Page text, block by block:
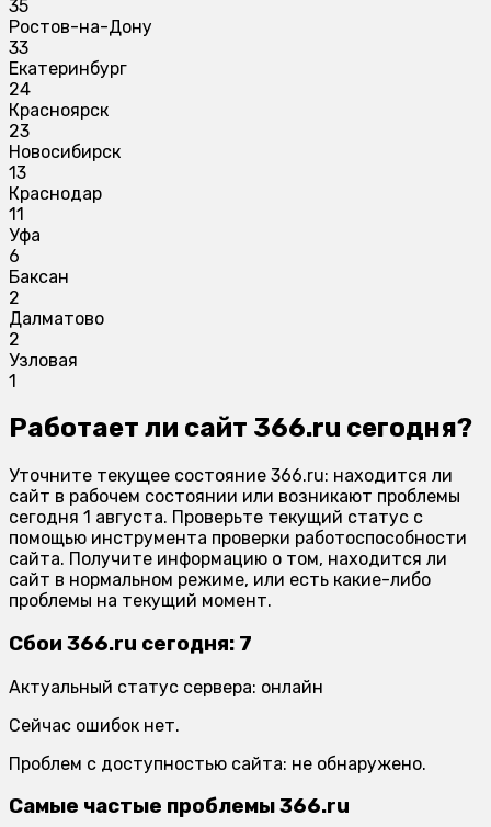
35
Ростов-на-Дону
33
Екатеринбург
24
Красноярск
23
Новосибирск
13
Краснодар
11
Уфа
6
Баксан
2
Далматово
2
Узловая
1
Работает ли сайт 366.ru сегодня?
Уточните текущее состояние 366.ru: находится ли
сайт в рабочем состоянии или возникают проблемы
сегодня 1 августа. Проверьте текущий статус с
помощью инструмента проверки работоспособности
сайта. Получите информацию о том, находится ли
сайт в нормальном режиме, или есть какие-либо
проблемы на текущий момент.
Сбои 366.ru сегодня: 7
Актуальный статус сервера: онлайн
Сейчас ошибок нет.
Проблем с доступностью сайта: не обнаружено.
Самые частые проблемы 366.ru